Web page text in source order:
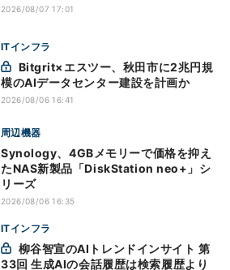
2026/08/07 17:01
ITインフラ
模のAIデータセンター建設を計画か
2026/08/06 16:41
周辺機器
Synology、4GBメモリーで価格を抑え
たNAS新製品「DiskStation neo+」シ
リーズ
2026/08/06 16:35
ITインフラ
33回 生成AIの会話履歴は検索履歴より